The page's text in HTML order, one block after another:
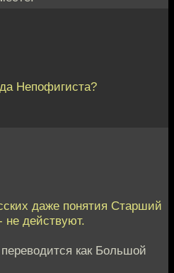
Непофигиста?
даже понятия Старший
не действуют.
как Большой